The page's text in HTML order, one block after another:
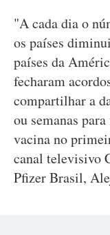
"A cada dia o
os países
países da
fecharam
compartilhar a
ou semanas
vacina no
canal televisivo
Pfizer Brasil,